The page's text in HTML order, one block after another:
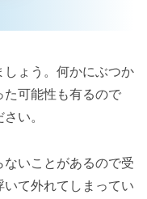
ょう。何かにぶつか
た可能性も有るので
い。
いことがあるので受
て外れてしまってい